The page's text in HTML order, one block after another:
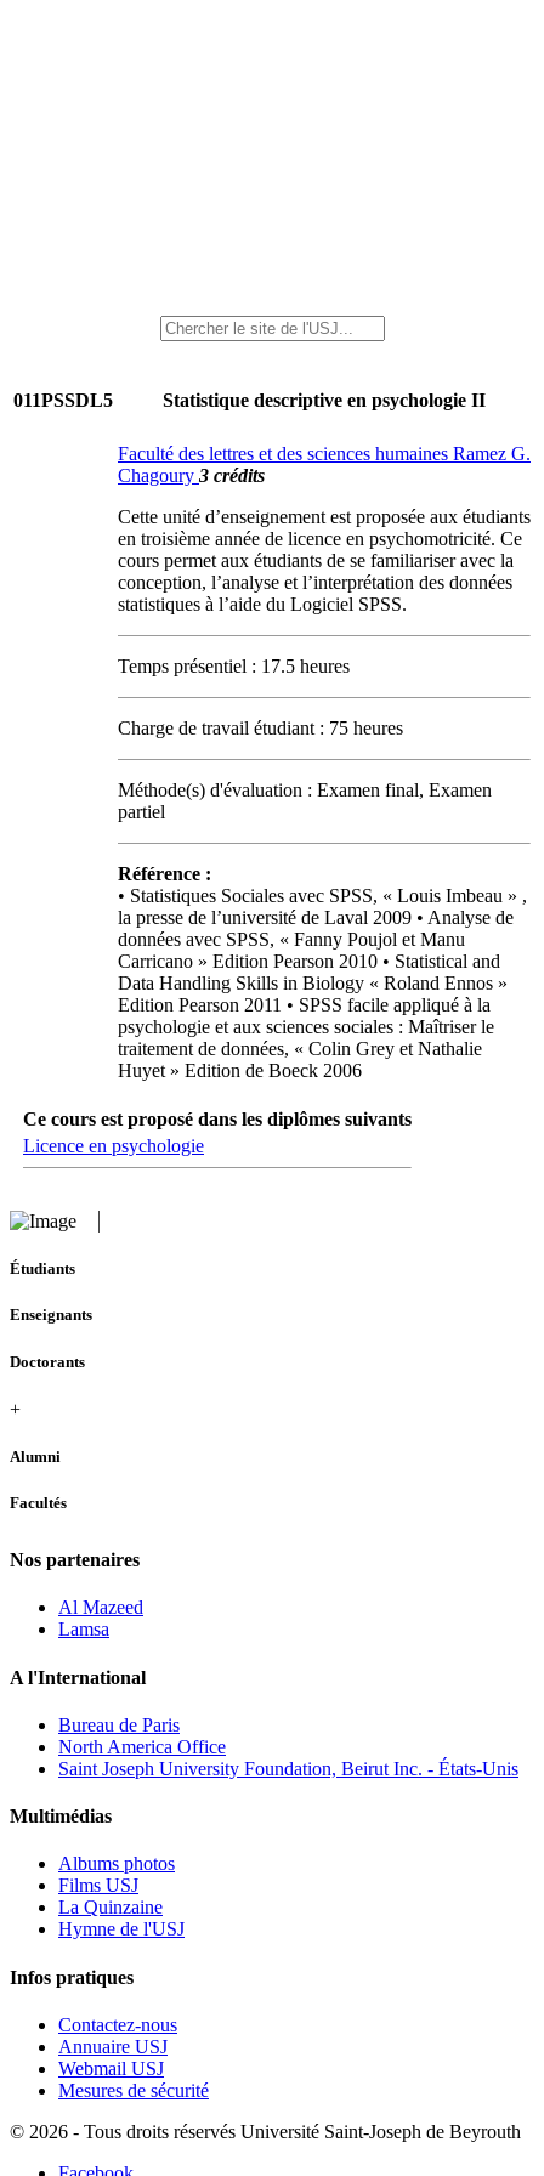
011PSSDL5 Statistique descriptive en psychologie II
Faculté des lettres et des sciences humaines Ramez G.
Chagoury 3 crédits
Cette unité d’enseignement est proposée aux étudiants
en troisième année de licence en psychomotricité. Ce
cours permet aux étudiants de se familiariser avec la
conception, l’analyse et l’interprétation des données
statistiques à l’aide du Logiciel SPSS.
Temps présentiel : 17.5 heures
Charge de travail étudiant : 75 heures
Méthode(s) d'évaluation : Examen final, Examen
partiel
Référence :
• Statistiques Sociales avec SPSS, « Louis Imbeau » ,
la presse de l’université de Laval 2009 • Analyse de
données avec SPSS, « Fanny Poujol et Manu
Carricano » Edition Pearson 2010 • Statistical and
Data Handling Skills in Biology « Roland Ennos »
Edition Pearson 2011 • SPSS facile appliqué à la
psychologie et aux sciences sociales : Maîtriser le
traitement de données, « Colin Grey et Nathalie
Huyet » Edition de Boeck 2006
Ce cours est proposé dans les diplômes suivants
Licence en psychologie
Étudiants
Enseignants
Doctorants
+
Alumni
Facultés
Nos partenaires
Al Mazeed
Lamsa
A l'International
Bureau de Paris
North America Office
Saint Joseph University Foundation, Beirut Inc. - États-Unis
Multimédias
Albums photos
Films USJ
La Quinzaine
Hymne de l'USJ
Infos pratiques
Contactez-nous
Annuaire USJ
Webmail USJ
Mesures de sécurité
© 2026 - Tous droits réservés Université Saint-Joseph de Beyrouth